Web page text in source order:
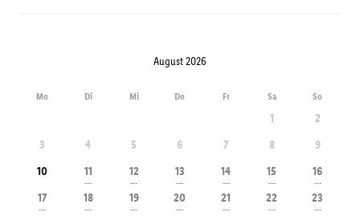
August 2026
Mo Di Mi Do Fr Sa So
1
2
3
4 5 6 7 8
9
10
11
---
12
---
13
---
14
---
15
---
16
---
17
---
18
---
19
---
20
---
21
---
22
---
23
---